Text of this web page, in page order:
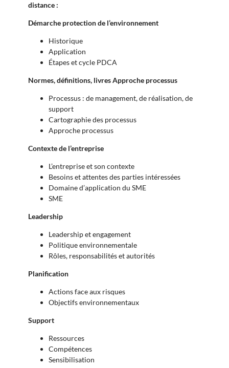
distance :
Démarche protection de l’environnement
Historique
Application
Étapes et cycle PDCA
Normes, définitions, livresApproche processus
Processus : de management, de réalisation, de
support
Cartographie des processus
Approche processus
Contexte de l’entreprise
L’entreprise et son contexte
Besoins et attentes des parties intéressées
Domaine d’application du SME
SME
Leadership
Leadership et engagement
Politique environnementale
Rôles, responsabilités et autorités
Planification
Actions face aux risques
Objectifs environnementaux
Support
Ressources
Compétences
Sensibilisation